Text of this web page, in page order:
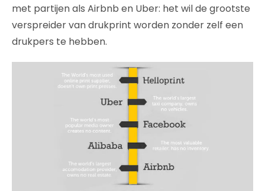
met partijen als Airbnb en Uber: het wil de grootste
verspreider van drukprint worden zonder zelf een
drukpers te hebben.